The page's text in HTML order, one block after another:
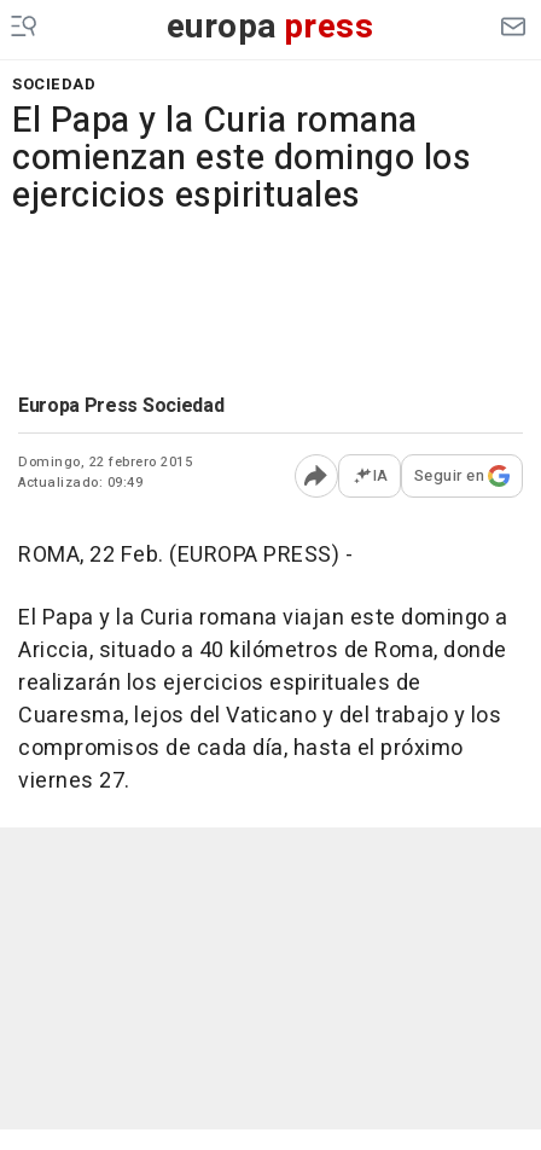
europa press
SOCIEDAD
El Papa y la Curia romana
comienzan este domingo los
ejercicios espirituales
Europa Press Sociedad
Domingo, 22 febrero 2015
Actualizado: 09:49
Abrir opciones para
IA Seguir en
ROMA, 22 Feb. (EUROPA PRESS) -
El Papa y la Curia romana viajan este domingo a
Ariccia, situado a 40 kilómetros de Roma, donde
realizarán los ejercicios espirituales de
Cuaresma, lejos del Vaticano y del trabajo y los
compromisos de cada día, hasta el próximo
viernes 27.